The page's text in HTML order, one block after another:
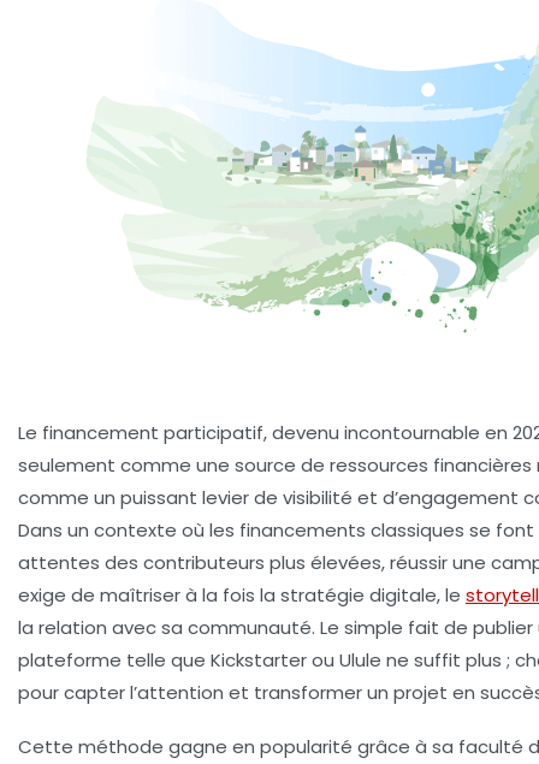
Le financement participatif, devenu incontournable en
seulement comme une source de ressources
comme un puissant levier de visibilité et d’engagement
Dans un contexte où les financements classiques se font
attentes des contributeurs plus élevées, réussir une
exige de maîtriser à la fois la stratégie digitale, le
la relation avec sa communauté. Le simple fait de publier
plateforme telle que Kickstarter ou Ulule ne suffit plus ;
pour capter l’attention et transformer un projet en
Cette méthode gagne en popularité grâce à sa faculté